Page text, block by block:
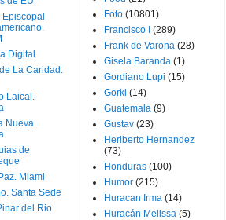
Digital
La Caridad.
Laical.
Nueva.
de
Miami
Santa Sede
del Rio
Foto (10801)
Francisco I
(289)
Frank de Varona (28)
Gisela Baranda (1)
Gordiano Lupi (15)
Gorki (14)
Guatemala (9)
Gustav (23)
Heriberto Hernandez
(73)
Honduras (100)
Humor (215)
Huracan Irma (14)
Huracán Melissa (5)